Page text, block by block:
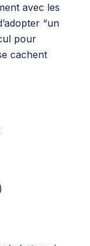
avec les
“un
pour
cachent